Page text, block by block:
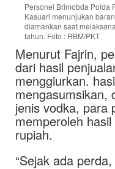
Personel Brimobda Polda
Kasuari menunjukan
diamankan saat
tahun. Foto : RBM/PKT
Menurut Fajrin,
dari hasil
menggiurkan.
mengasumsikan,
jenis vodka, para
memperoleh
rupiah.
“Sejak ada